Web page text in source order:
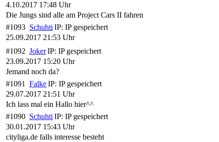
4.10.2017 17:48 Uhr
Die Jungs sind alle am Project Cars II fahren
#1093 Schuhti IP: IP gespeichert
25.09.2017 21:53 Uhr
#1092 JokerIP: IP gespeichert
23.09.2017 15:20 Uhr
Jemand noch da?
#1091
FalkeIP: IP gespeichert
29.07.2017 21:51 Uhr
Ich lass mal ein Hallo hier^^
#1090 Schuhti IP: IP gespeichert
30.01.2017 15:43 Uhr
cityliga.de falls interesse besteht